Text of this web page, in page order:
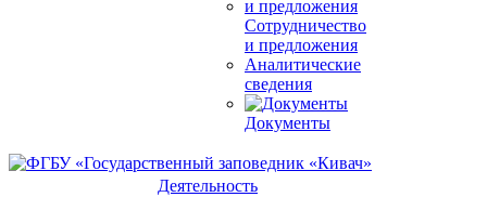
Сотрудничество
и предложения
Аналитические
сведения
Документы
Деятельность